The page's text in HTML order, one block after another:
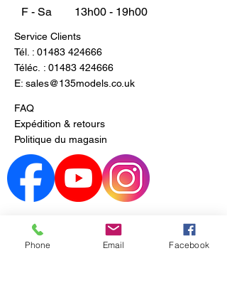
F - Sa
13h00 - 19h00
Service Clients
Tél. : 01483 424666
Téléc. : 01483 424666
E: sales@135models.co.uk
FAQ
Expédition & retours
Politique du magasin
Phone Email Facebook